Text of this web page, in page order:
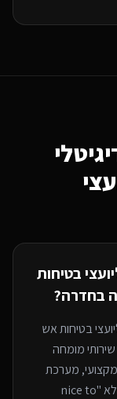
בטיחות
בחדרה?
בטיחות אש
מומחה
מערכת
ניהול יעילה ונוכחות חכמה ב-WhatsApp הם לא "nice to